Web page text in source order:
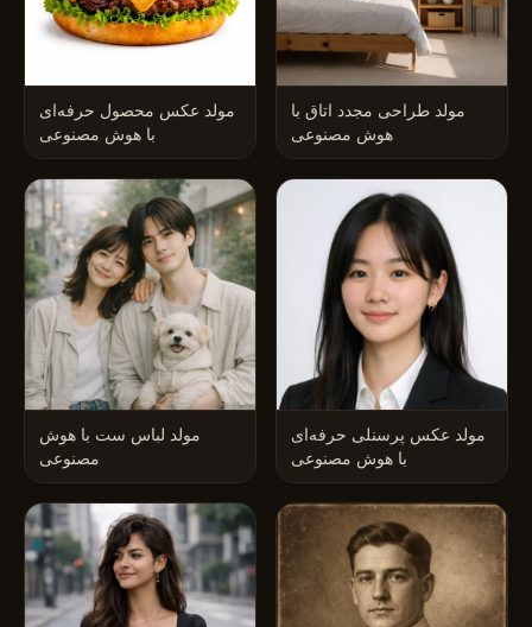
مولد عکس محصول حرفه‌ای
با هوش مصنوعی
مولد طراحی مجدد اتاق با
هوش مصنوعی
مولد لباس ست با هوش
مصنوعی
مولد عکس پرسنلی حرفه‌ای
با هوش مصنوعی